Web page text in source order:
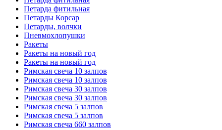
Петарда фитильная
Петарды Корсар
Петарды, волчки
Пневмохлопушки
Ракеты
Ракеты на новый год
Ракеты на новый год
Римская свеча 10 залпов
Римская свеча 10 залпов
Римская свеча 30 залпов
Римская свеча 30 залпов
Римская свеча 5 залпов
Римская свеча 5 залпов
Римская свеча 660 залпов